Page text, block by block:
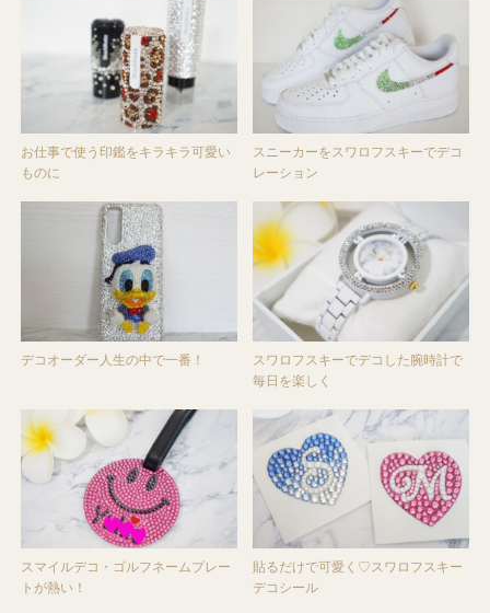
お仕事で使う印鑑をキラキラ可愛い
ものに
スニーカーをスワロフスキーでデコ
レーション
デコオーダー人生の中で一番！
スワロフスキーでデコした腕時計で
毎日を楽しく
スマイルデコ・ゴルフネームプレー
トが熱い！
貼るだけで可愛く♡スワロフスキー
デコシール